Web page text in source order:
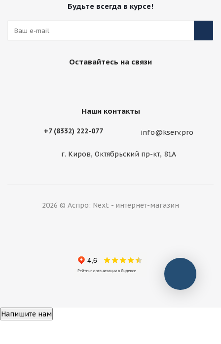
Будьте всегда в курсе!
Оставайтесь на связи
Наши контакты
+7 (8332) 222-077 info@kserv.pro
г. Киров, Октябрьский пр-кт, 81А
2026 © Аспро: Next - интернет-магазин
Напишите нам